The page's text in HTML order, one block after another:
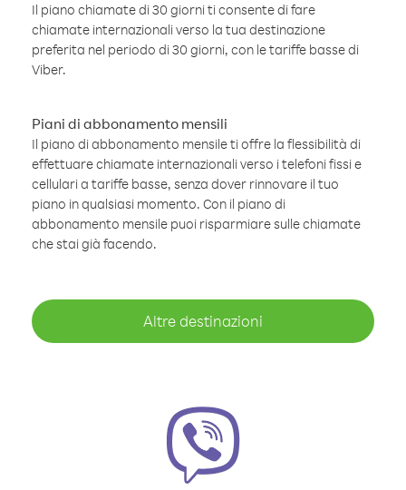
Il piano chiamate di 30 giorni ti consente di fare
chiamate internazionali verso la tua destinazione
preferita nel periodo di 30 giorni, con le tariffe basse di
Viber.
Piani di abbonamento mensili
Il piano di abbonamento mensile ti offre la flessibilità di
effettuare chiamate internazionali verso i telefoni fissi e
cellulari a tariffe basse, senza dover rinnovare il tuo
piano in qualsiasi momento. Con il piano di
abbonamento mensile puoi risparmiare sulle chiamate
che stai già facendo.
Altre destinazioni